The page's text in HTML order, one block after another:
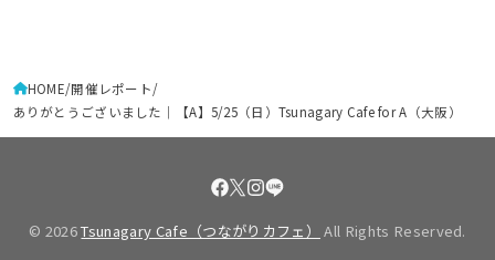
HOME 開催レポート
ありがとうございました｜【A】5/25（日）Tsunagary Cafe for A（大阪）
© 2026Tsunagary Cafe（つながりカフェ） All Rights Reserved.